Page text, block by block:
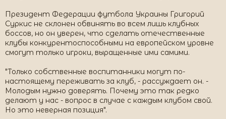
Президент Федерации футбола Украины Григорий
Суркис не склонен обвинять во всем лишь клубных
боссов, но он уверен, что сделать отечественные
клубы конкурентоспособными на европейском уровне
смогут только игроки, выращенные ими самими.
"Только собственные воспитанники могут по-
настоящему переживать за клуб, - рассуждает он. -
Молодым нужно доверять. Почему это так редко
делают у нас - вопрос в случае с каждым клубом свой.
Но это неверная позиция".